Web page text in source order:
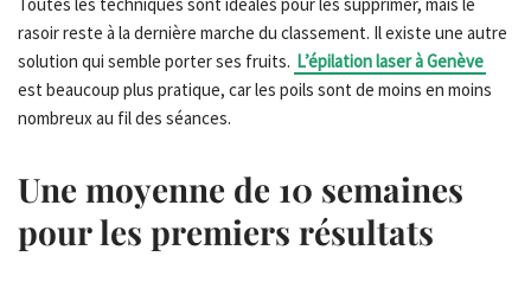
rasoir reste à la dernière marche du classement. Il existe une autre
solution qui semble porter ses fruits. L’épilation laser à Genève
est beaucoup plus pratique, car les poils sont de moins en moins
nombreux au fil des séances.
Une moyenne de 10 semaines
pour les premiers résultats